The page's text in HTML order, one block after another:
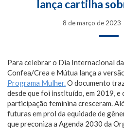
lança cartilha
8 de março de 2023
Para celebrar o Dia Internacional
Confea/Crea e Mútua lança a
Programa Mulher.O documento
desde que foi instituído, em 2019, e
participação feminina cresceram.
futuras em prol da equidade de
que preconiza a Agenda 2030 da